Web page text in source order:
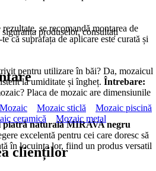
se recomandă montarea de
că suprafața de aplicare este curată și
pentru utilizare în băi? Da, mozaicul
la umiditate și îngheț. Întrebare:
Placa de mozaic are dimensiunile
piatră naturală MIRAVA negru
excelentă pentru cei care doresc să
în locuința lor, fiind un produs versatil
produselor, consultați
Mozaic Mozaic sticlă
Mozaic piscină
ceramică
Mozaic metal
clienților